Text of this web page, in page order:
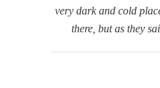
very dark and cold
there, but as they